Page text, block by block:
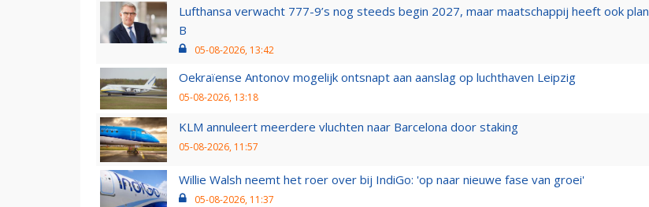
Lufthansa verwacht 777-9’s nog steeds begin 2027, maar maatschappij heeft ook plan
B
05-08-2026, 13:42
Oekraïense Antonov mogelijk ontsnapt aan aanslag op luchthaven Leipzig
05-08-2026, 13:18
KLM annuleert meerdere vluchten naar Barcelona door staking
05-08-2026, 11:57
Willie Walsh neemt het roer over bij IndiGo: 'op naar nieuwe fase van groei'
05-08-2026, 11:37